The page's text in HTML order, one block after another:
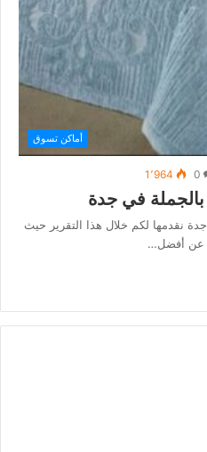
أماكن تسوق
1٬964
جدة نقدمها لكم خلال هذا التقرير حيث
عن أفضل…